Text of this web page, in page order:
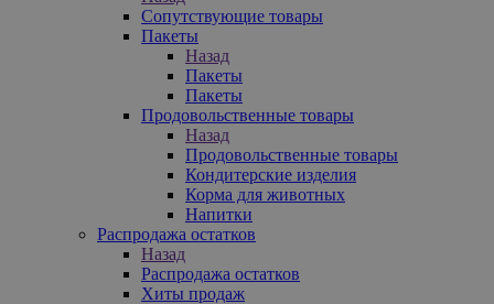
Сопутствующие товары
Пакеты
Назад
Пакеты
Пакеты
Продовольственные товары
Назад
Продовольственные товары
Кондитерские изделия
Корма для животных
Напитки
Распродажа остатков
Назад
Распродажа остатков
Хиты продаж